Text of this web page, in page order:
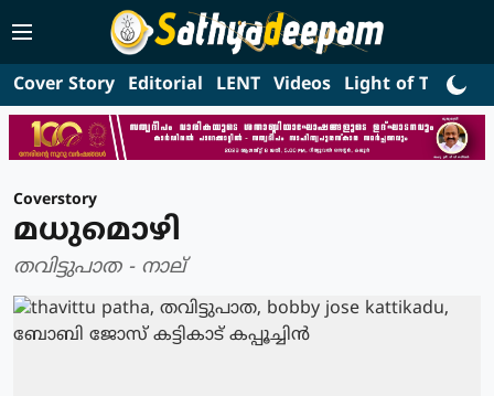
Cover Story Editorial LENT Videos Light of Truth
Coverstory
മധുമൊഴി
തവിട്ടുപാത - നാല്